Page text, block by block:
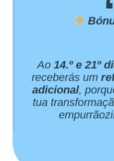
Ao 14.º e 21º
receberás um
adicional,
tua